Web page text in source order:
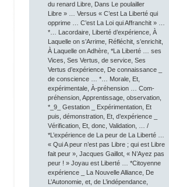
du renard Libre, Dans Le poulailler
Libre » … Versus « C’est La Liberté qui
opprime … C’est La Loi qui Affranchit » …
*… Lacordaire, Liberté d’expérience, À
Laquelle on s’Arrime, Réfléchit, s’enrichit,
À Laquelle on Adhère, *La Liberté … ses
Vices, Ses Vertus, de service, Ses
Vertus d’expérience, De connaissance _
de conscience … *… Morale, Et,
expérimentale, À-préhension … Com-
préhension, Apprentissage, observation,
*_9_ Gestation _ Expérimentation, Et
puis, démonstration, Et, d’expérience _
Vérification, Et, donc, Validation, … /
*L’expérience de La peur de La Liberté …
« Qui A peur n’est pas Libre ; qui est Libre
fait peur », Jacques Gaillot, « N’Ayez pas
peur ! » Joyau est Liberté … *Citoyenne
expérience _ La Nouvelle Alliance, De
L’Autonomie, et, de L’indépendance,